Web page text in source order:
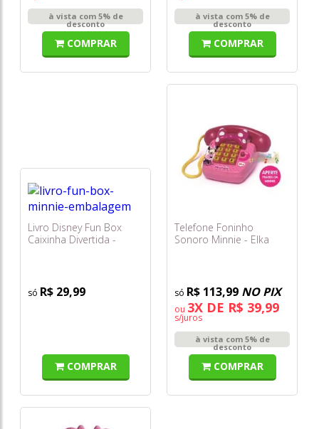
à vista com 5% de
desconto
COMPRAR
à vista com 5% de
desconto
COMPRAR
Livro Disney Fun Box
Caixinha Divertida -
R$ 29,99
COMPRAR
Telefone Foninho
Sonoro Minnie - Elka
R$ 113,99 NO PIX
ou 3X DE R$ 39,99
s/juros
à vista com 5% de
desconto
COMPRAR